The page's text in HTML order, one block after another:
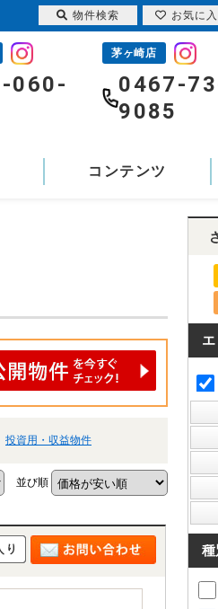
060-
茅ヶ崎店
0467-
9085
コンテンツ
投資用・収益物件
並び順
種
物件検索 お気に入